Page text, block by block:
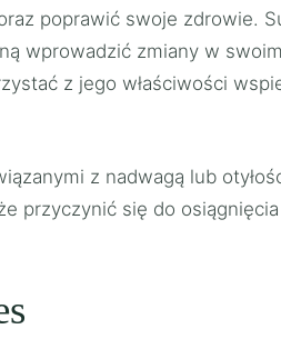
poprawić swoje zdrowie.
wprowadzić zmiany w
z jego właściwości
z nadwagą lub
przyczynić się do